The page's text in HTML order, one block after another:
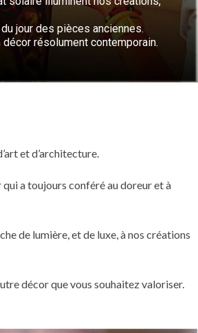
jour des pièces anciennes.
résolument contemporain.
et d’architecture.
qui a toujours conféré au doreur et à
de lumière, et de luxe, à nos créations
décor que vous souhaitez valoriser.